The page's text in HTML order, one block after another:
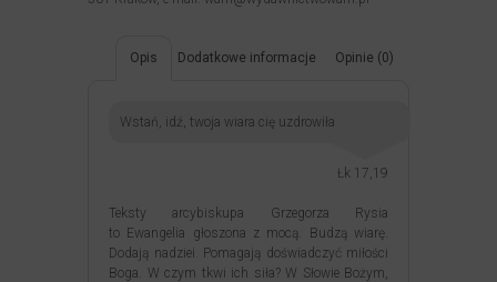
Opis Dodatkowe informacje Opinie (0)
Wstań, idź, twoja wiara cię uzdrowiła
Łk 17,19
Teksty arcybiskupa Grzegorza Rysia
to Ewangelia głoszona z mocą. Budzą wiarę.
Dodają nadziei. Pomagają doświadczyć miłości
Boga. W czym tkwi ich siła? W Słowie Bożym,